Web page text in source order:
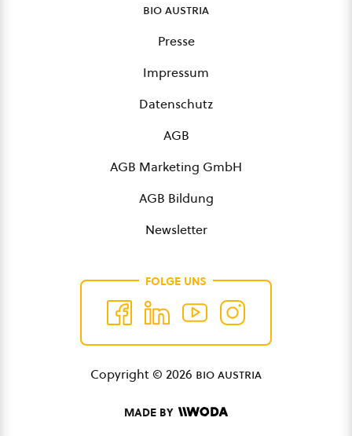
bio austria
Presse
Impressum
Datenschutz
AGB
AGB Marketing GmbH
AGB Bildung
Newsletter
FOLGE UNS
Copyright © 2026 bio austria
MADE BY